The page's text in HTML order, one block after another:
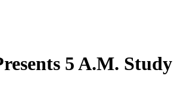
5 A.M. Study